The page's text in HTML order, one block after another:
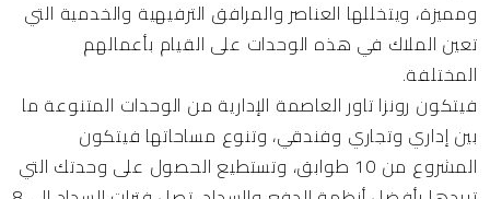
ومميزة، ويتخللها العناصر والمرافق الترفيهية والخدمية التي
تعين الملاك في هذه الوحدات على القيام بأعمالهم
المختلفة.
فيتكون رونزا تاور العاصمة الإدارية من الوحدات المتنوعة ما
بين إداري وتجاري وفندقي، وتنوع مساحاتها فيتكون
المشروع من 10 طوابق، وتستطيع الحصول على وحدتك التي